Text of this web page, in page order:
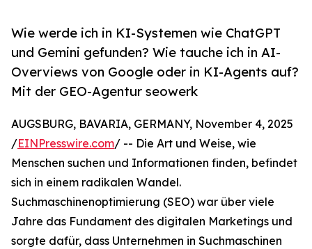
Wie werde ich in KI-Systemen wie ChatGPT
und Gemini gefunden? Wie tauche ich in AI-
Overviews von Google oder in KI-Agents auf?
Mit der GEO-Agentur seowerk
AUGSBURG, BAVARIA, GERMANY, November 4, 2025
/EINPresswire.com/ -- Die Art und Weise, wie
Menschen suchen und Informationen finden, befindet
sich in einem radikalen Wandel.
Suchmaschinenoptimierung (SEO) war über viele
Jahre das Fundament des digitalen Marketings und
sorgte dafür, dass Unternehmen in Suchmaschinen